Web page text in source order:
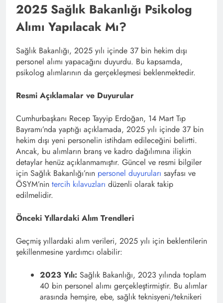
2025 Sağlık Bakanlığı Psikolog
Alımı Yapılacak Mı?
Sağlık Bakanlığı, 2025 yılı içinde 37 bin hekim dışı
personel alımı yapacağını duyurdu. Bu kapsamda,
psikolog alımlarının da gerçekleşmesi beklenmektedir.
Resmi Açıklamalar ve Duyurular
Cumhurbaşkanı Recep Tayyip Erdoğan, 14 Mart Tıp
Bayramı’nda yaptığı açıklamada, 2025 yılı içinde 37 bin
hekim dışı yeni personelin istihdam edileceğini belirtti.
Ancak, bu alımların branş ve kadro dağılımına ilişkin
detaylar henüz açıklanmamıştır. Güncel ve resmi bilgiler
için Sağlık Bakanlığı’nın personel duyuruları sayfası ve
ÖSYM’nin tercih kılavuzları düzenli olarak takip
edilmelidir.
Önceki Yıllardaki Alım Trendleri
Geçmiş yıllardaki alım verileri, 2025 yılı için beklentilerin
şekillenmesine yardımcı olabilir:​
2023 Yılı: Sağlık Bakanlığı, 2023 yılında toplam
40 bin personel alımı gerçekleştirmiştir. Bu alımlar
arasında hemşire, ebe, sağlık teknisyeni/teknikeri